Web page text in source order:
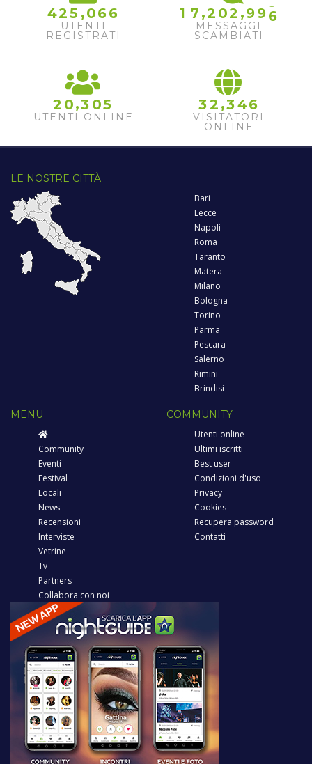
425 ,066
UTENTI
REGISTRATI
1 7 ,2 02 ,996
MESSAGGI
SCAMBIATI
2 0,3 05
UTENTI ONLINE
32 ,346
VISITATORI
ONLINE
LE NOSTRE CITTÀ
Bari
Lecce
Napoli
Roma
Taranto
Matera
Milano
Bologna
Torino
Parma
Pescara
Salerno
Rimini
Brindisi
MENU
Community
Eventi
Festival
Locali
News
Recensioni
Interviste
Vetrine
Tv
Partners
Collabora con noi
COMMUNITY
Utenti online
Ultimi iscritti
Best user
Condizioni d'uso
Privacy
Cookies
Recupera password
Contatti